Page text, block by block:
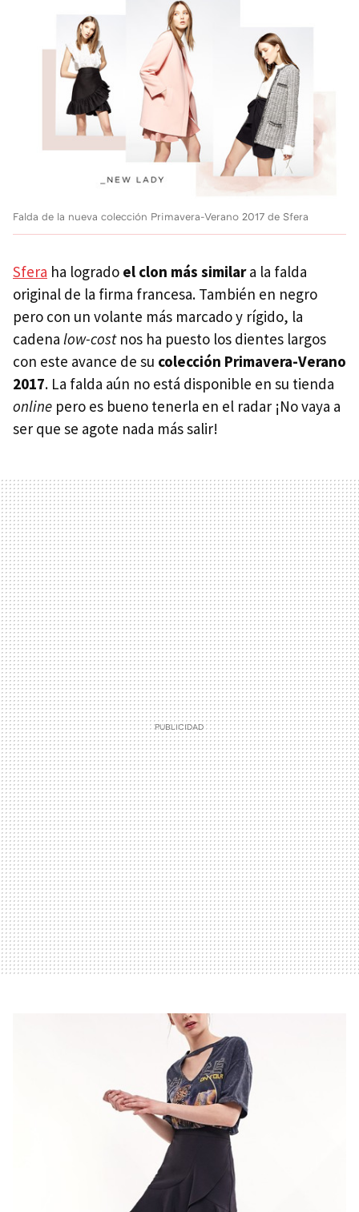
Falda de la nueva colección Primavera-Verano 2017 de Sfera
Sfera ha logrado el clon más similara la falda
original de la firma francesa. También en negro
pero con un volante más marcado y rígido, la
cadena low-costnos ha puesto los dientes largos
con este avance de su colección Primavera-Verano
2017. La falda aún no está disponible en su tienda
online pero es bueno tenerla en el radar ¡No vaya a
ser que se agote nada más salir!